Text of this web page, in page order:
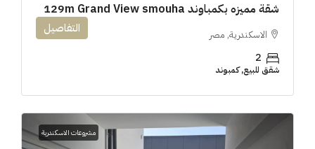
شقة مميزه بكمباوند 129m Grand View smouha
الاسكندرية, مصر
2
شقق للبيع, كمبوند
التفاصيل
مشروعات الاسكندرية